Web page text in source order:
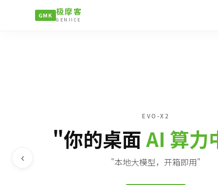
GMK 极摩客
GENIICE
EVO-X2
"你的桌面AI 算力
"本地大模型，开箱即用"
‹